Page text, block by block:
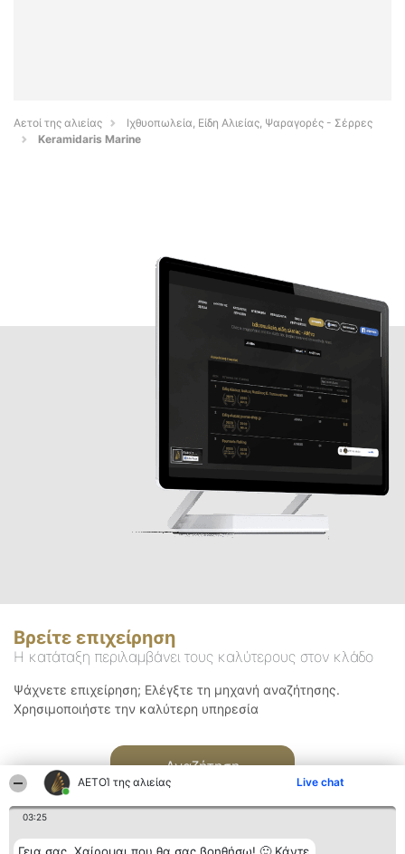
ΑΕΤΟΊ της αλιείας Live chat
03:25
Αετοί της αλιείας
Ιχθυοπωλεία, Είδη Αλιείας, Ψαραγορές - Σέρρες
Keramidaris Marine
Βρείτε επιχείρηση
Η κατάταξη περιλαμβάνει τους καλύτερους στον κλάδο
Ψάχνετε επιχείρηση; Ελέγξτε τη μηχανή αναζήτησης.
Χρησιμοποιήστε την καλύτερη υπηρεσία
Αναζήτηση